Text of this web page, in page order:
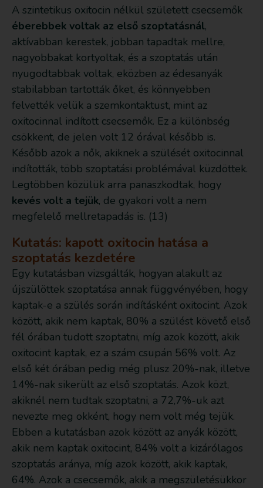
A szintetikus oxitocin nélkül született csecsemők
éberebbek voltak az első szoptatásnál,
aktívabban kerestek, jobban tapadtak mellre,
nagyobbakat kortyoltak, és a szoptatás után
nyugodtabbak voltak, eközben az édesanyák
stabilabban tartották őket, és könnyebben
felvették velük a szemkontaktust, mint az
oxitocinnal indított csecsemők. Ez a különbség
csökkent, de jelen volt 12 órával később is.
Később azok a nők, akiknek a szülését oxitocinnal
indították, több szoptatási problémával küzdöttek.
Legtöbben közülük arra panaszkodtak, hogy
kevés volt a tejük, de gyakori volt a nem
megfelelő mellretapadás is. (13)
Kutatás: kapott oxitocin hatása a
szoptatás kezdetére
Egy kutatásban vizsgálták, hogyan alakult az
újszülöttek szoptatása annak függvényében, hogy
kaptak-e a szülés során indításként oxitocint. Azok
között, akik nem kaptak, 80% a szülést követő első
fél órában tudott szoptatni, míg azok között, akik
oxitocint kaptak, ez a szám csupán 56% volt. Az
első két órában pedig még plusz 20%-nak, illetve
14%-nak sikerült az első szoptatás. Azok közt,
akiknél nem tudtak szoptatni, a 72,7%-uk azt
nevezte meg okként, hogy nem volt még tejük.
Ebben a kutatásban azok között az anyák között,
akik nem kaptak oxitocint, 84% volt a kizárólagos
szoptatás aránya, míg azok között, akik kaptak,
64%. Azok a csecsemők, akik a megszületésükkor